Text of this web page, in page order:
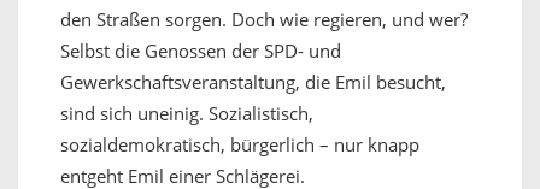
den Straßen sorgen. Doch wie regieren, und wer?
Selbst die Genossen der SPD- und
Gewerkschaftsveranstaltung, die Emil besucht,
sind sich uneinig. Sozialistisch,
sozialdemokratisch, bürgerlich – nur knapp
entgeht Emil einer Schlägerei.